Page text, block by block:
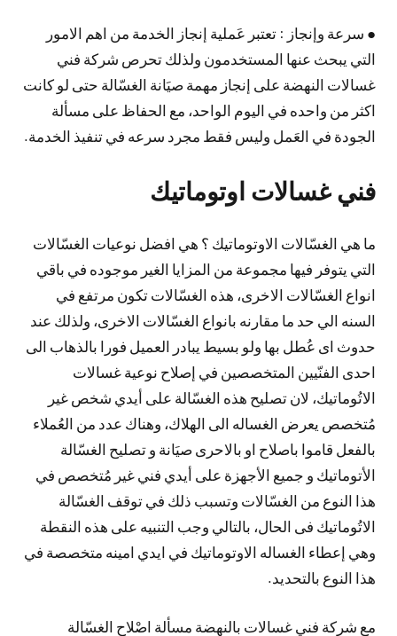
● سرعة وإنجاز : تعتبر عَملية إنجاز الخدمة من اهم الامور
التي يبحث عنها المستخدمون ولذلك تحرص شركة فني
غسالات النهضة على إنجاز مهمة صيَانة الغسّالة حتى لو كانت
اكثر من واحده في اليوم الواحد، مع الحفاظ على مسألة
الجودة في العَمل وليس فقط مجرد سرعه في تنفيذ الخدمة.
فني غسالات اوتوماتيك
ما هي الغسّالات الاوتوماتيك ؟ هي افضل نوعيات الغسّالات
التي يتوفر فيها مجموعة من المزايا الغير موجوده في باقي
انواع الغسّالات الاخرى، هذه الغسّالات تكون مرتفع في
السنه الي حد ما مقارنه بانواع الغسّالات الاخرى، ولذلك عند
حدوث اى عُطل بها ولو بسيط يبادر العميل فورا بالذهاب الى
احدى الفنّيين المتخصصين في إصلاح نوعية غسالات
الاتُوماتيك، لان تصليح هذه الغسّالة على أيدي شخص غير
مُتخصص يعرض الغساله الى الهلاك، وهناك عدد من العُملاء
بالفعل قاموا باصلاح او بالاحرى صيَانة و تصليح الغسّالة
الأتوماتيك و جميع الأجهزة على أيدي فني غير مُتخصص في
هذا النوع من الغسّالات وتسبب ذلك في توقف الغسّالة
الاتُوماتيك فى الحال، بالتالي وجب التنبيه على هذه النقطة
وهي إعطاء الغساله الاوتوماتيك في ايدي امينه متخصصة في
هذا النوع بالتحديد.
مع شركة فني غسالات بالنهضة مسألة اصْلاح الغسّالة